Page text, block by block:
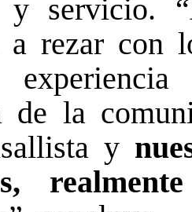
y servicio.
a rezar con
de la
y